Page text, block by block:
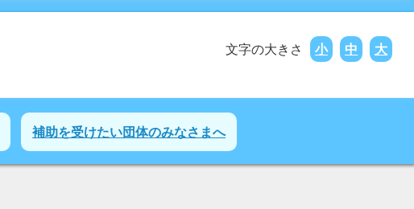
文字の大きさ 小 中 大
補助を受けたい団体のみなさまへ